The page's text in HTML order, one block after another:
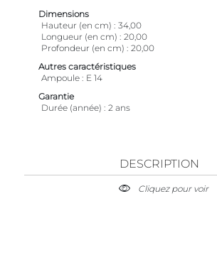
Dimensions
Hauteur (en cm)
34,00
Longueur (en cm)
20,00
Profondeur (en cm)
20,00
Autres caractéristiques
Ampoule
E 14
Garantie
Durée (année)
2 ans
DESCRIPTION
Cliquez pour voir